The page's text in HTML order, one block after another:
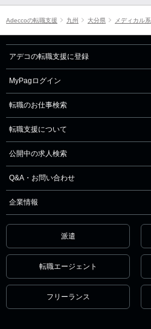
Adeccoの転職支援 九州 大分県 メディカル系
アデコの転職支援に登録
MyPagログイン
転職のお仕事検索
転職支援について
公開中の求人検索
Q&A・お問い合わせ
企業情報
派遣
転職エージェント
フリーランス